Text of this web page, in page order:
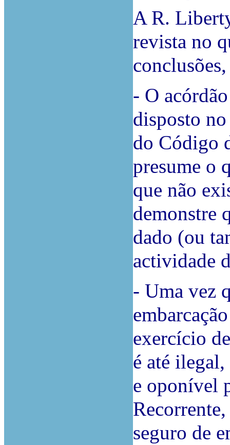
A R.
revista no
- O
disposto
do Código
presume o
que não
demonstre
dado (ou
actividade
- Uma vez
exercício
é até
e oponível
seguro de